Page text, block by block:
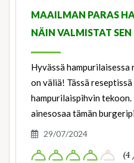
MAAILMAN PARAS
NÄIN VALMISTAT SEN
Hyvässä
on väliä! Tässä
hampurilaispihvin
ainesosaa tämän
29/07/2024
(4